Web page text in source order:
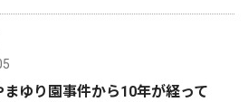
ゆり園事件から10年が経って